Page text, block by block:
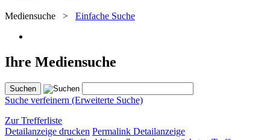
Mediensuche > Einfache Suche
Ihre Mediensuche
Suche verfeinern (Erweiterte Suche)
Zur Trefferliste
Detailanzeige drucken Permalink Detailanzeige